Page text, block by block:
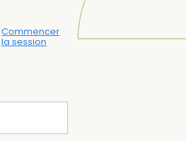
Commencer
la session